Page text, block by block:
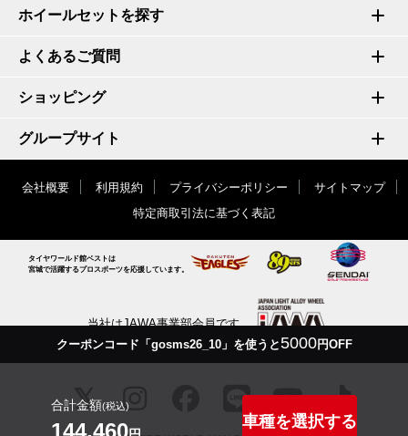
クーポンコード「gosms26_10」を使うと5000円OFF
合計金額(税込)
144,460 車種を選択する
ホイールセットを探す
よくあるご質問
ショッピング
グループサイト
会社概要 利用規約 プライバシーポリシー
サイトマップ
特定商取引法に基づく表記
タイヤワールド館ベストは
宮城で活躍するプロスポーツを応援しています。
当社はJAWA事業部会員です